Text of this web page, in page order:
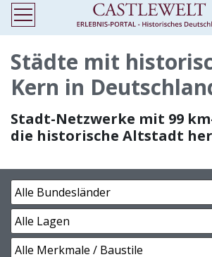
Städte mit
Kern in
Stadt-Netzwerke mit 99
die historische Altstadt